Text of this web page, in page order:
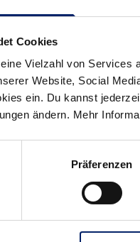
Cookies
Vielzahl von Services
Website, Social
ein. Du kannst
ändern. Mehr
Präferenzen
gegen